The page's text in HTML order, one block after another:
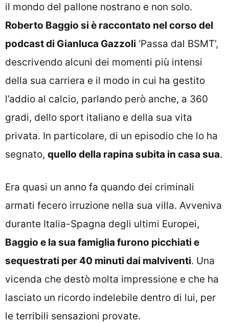
il mondo del pallone nostrano e non solo.
Roberto Baggio si è raccontato nel corso del
podcast di Gianluca Gazzoli ‘Passa dal BSMT’,
descrivendo alcuni dei momenti più intensi
della sua carriera e il modo in cui ha gestito
l’addio al calcio, parlando però anche, a 360
gradi, dello sport italiano e della sua vita
privata. In particolare, di un episodio che lo ha
segnato, quello della rapina subita in casa sua.
Era quasi un anno fa quando dei criminali
armati fecero irruzione nella sua villa. Avveniva
durante Italia-Spagna degli ultimi Europei,
Baggio e la sua famiglia furono picchiati e
sequestrati per 40 minuti dai malviventi. Una
vicenda che destò molta impressione e che ha
lasciato un ricordo indelebile dentro di lui, per
le terribili sensazioni provate.